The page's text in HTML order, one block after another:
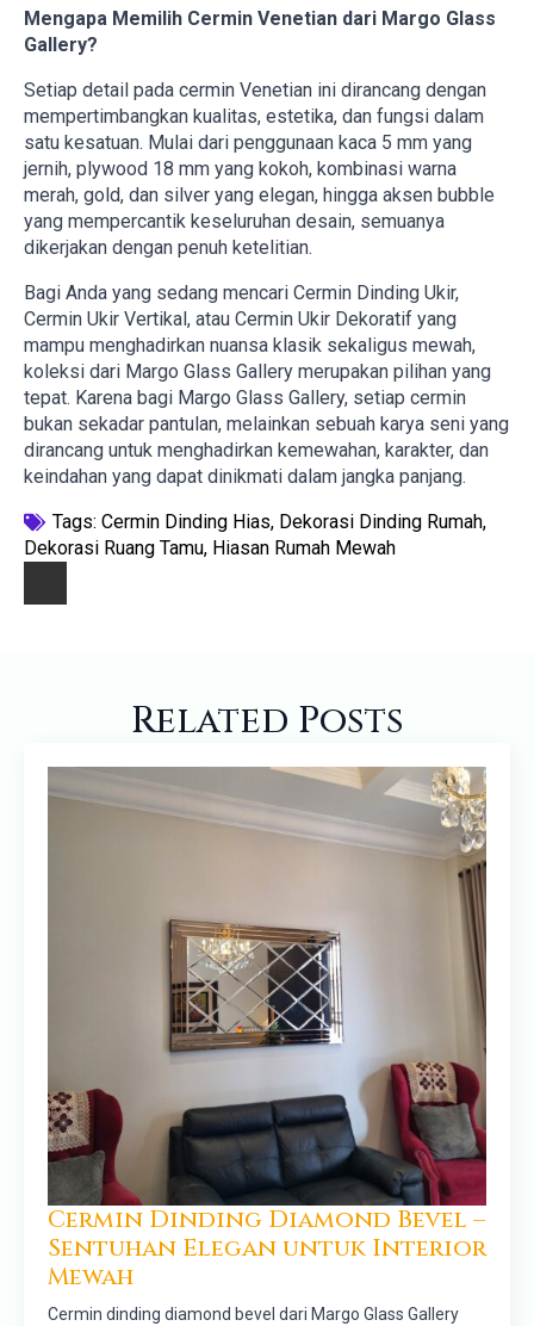
Mengapa Memilih Cermin Venetian dari Margo Glass
Gallery?
Setiap detail pada cermin Venetian ini dirancang dengan
mempertimbangkan kualitas, estetika, dan fungsi dalam
satu kesatuan. Mulai dari penggunaan kaca 5 mm yang
jernih, plywood 18 mm yang kokoh, kombinasi warna
merah, gold, dan silver yang elegan, hingga aksen bubble
yang mempercantik keseluruhan desain, semuanya
dikerjakan dengan penuh ketelitian.
Bagi Anda yang sedang mencari Cermin Dinding Ukir,
Cermin Ukir Vertikal, atau Cermin Ukir Dekoratif yang
mampu menghadirkan nuansa klasik sekaligus mewah,
koleksi dari Margo Glass Gallery merupakan pilihan yang
tepat. Karena bagi Margo Glass Gallery, setiap cermin
bukan sekadar pantulan, melainkan sebuah karya seni yang
dirancang untuk menghadirkan kemewahan, karakter, dan
keindahan yang dapat dinikmati dalam jangka panjang.
Tags: Cermin Dinding Hias Dekorasi Dinding Rumah
Dekorasi Ruang Tamu Hiasan Rumah Mewah
Related Posts
Cermin Dinding Diamond Bevel –
Sentuhan Elegan untuk Interior
Mewah
Cermin dinding diamond bevel dari Margo Glass Gallery